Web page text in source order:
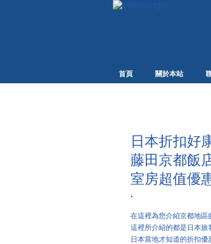
首頁 關於本站
日本折扣好
藤田京都飯
室房超值優
·
在這裡為您介紹京都地區
這裡所介紹的都是日本旅
日本當地才知道的折扣優